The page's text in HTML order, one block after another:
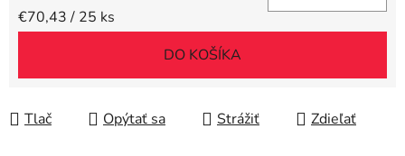
Jednotková cena:
€70,43 / 25 ks
DO KOŠÍKA
Tlač Opýtať sa Strážiť Zdieľať